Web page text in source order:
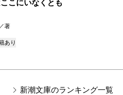
こにいなくとも
著
あり
新潮文庫のランキング一覧